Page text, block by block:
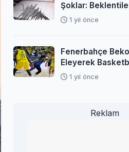
Şoklar:
1 yıl önce
Fenerbahçe
Eleyerek
Finaline Yükseldi
1 yıl önce
Reklam